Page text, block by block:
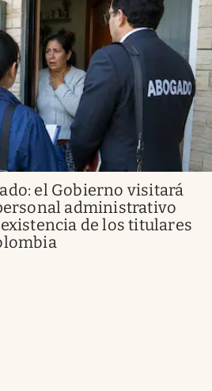
el Gobierno visitará
administrativo
de los titulares